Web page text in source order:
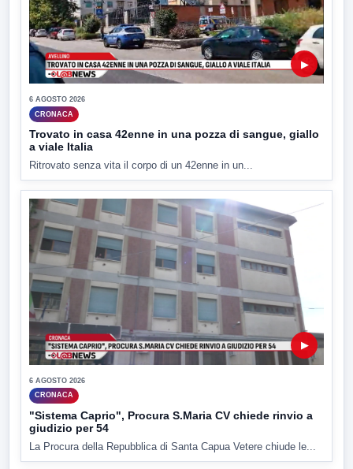
▶
6 AGOSTO 2026
CRONACA
Trovato in casa 42enne in una pozza di sangue, giallo
a viale Italia
Ritrovato senza vita il corpo di un 42enne in un...
▶
6 AGOSTO 2026
CRONACA
"Sistema Caprio", Procura S.Maria CV chiede rinvio a
giudizio per 54
La Procura della Repubblica di Santa Capua Vetere chiude le...